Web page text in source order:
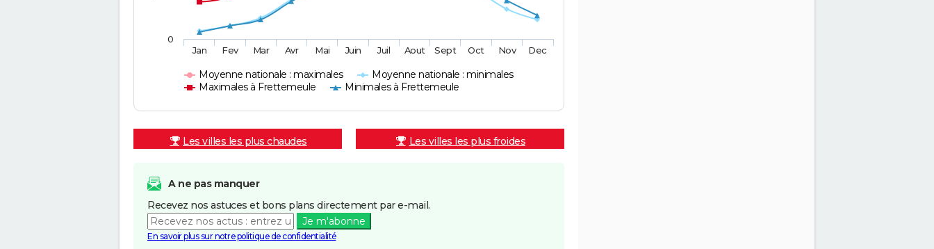
Moyenne nationale : maximales
Moyenne nationale : minimales
Maximales à Frettemeule
Minimales à Frettemeule
Jan Fev Mar Avr Mai Juin Juil Aout Sept Oct Nov Dec
0
Les villes les plus chaudes Les villes les plus froides
A ne pas manquer
Recevez nos astuces et bons plans directement par e-mail.
Je m'abonne
En savoir plus sur notre politique de confidentialité